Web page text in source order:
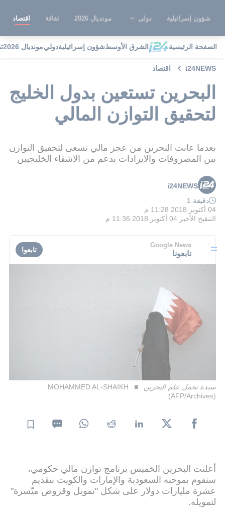
شؤون إسرائيلية دولي مونديال 2026 ثقافة اقتصاد
الصفحة الرئيسية الشرق الأوسطشؤون إسرائيليةدوليمونديال 2026
i24NEWS اقتصاد
البحرين تستعين بدول الخليج
لتحقيق التوازن المالي
بعدما عانت البحرين من عجز مالي تسعى لتحقيق التوازن
بين المصروفات والايرادات بدعم من الاشقاء الخليجيين
i24NEWS
دقيقة 1
04 أكتوبر 2018 11:28 م
التنقيح الأخير 04 أكتوبر 2018 11:36 م
Google News
تابعونا تابعوا
سيدة تحمل علم البحرين
MOHAMMED AL-SHAIKH
(AFP/Archives)
أعلنت البحرين الخميس برنامج توازن مالي حكومي،
ستقوم بموجبه السعودية والإمارات والكويت بتقديم
عشرة مليارات دولار على شكل "تمويل وقروض ميّسرة"
لتمويله.